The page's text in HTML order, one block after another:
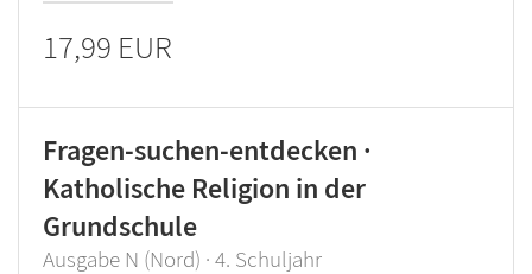
17,99 EUR
Fragen-suchen-entdecken ·
Katholische Religion in der
Grundschule
Ausgabe N (Nord) · 4. Schuljahr